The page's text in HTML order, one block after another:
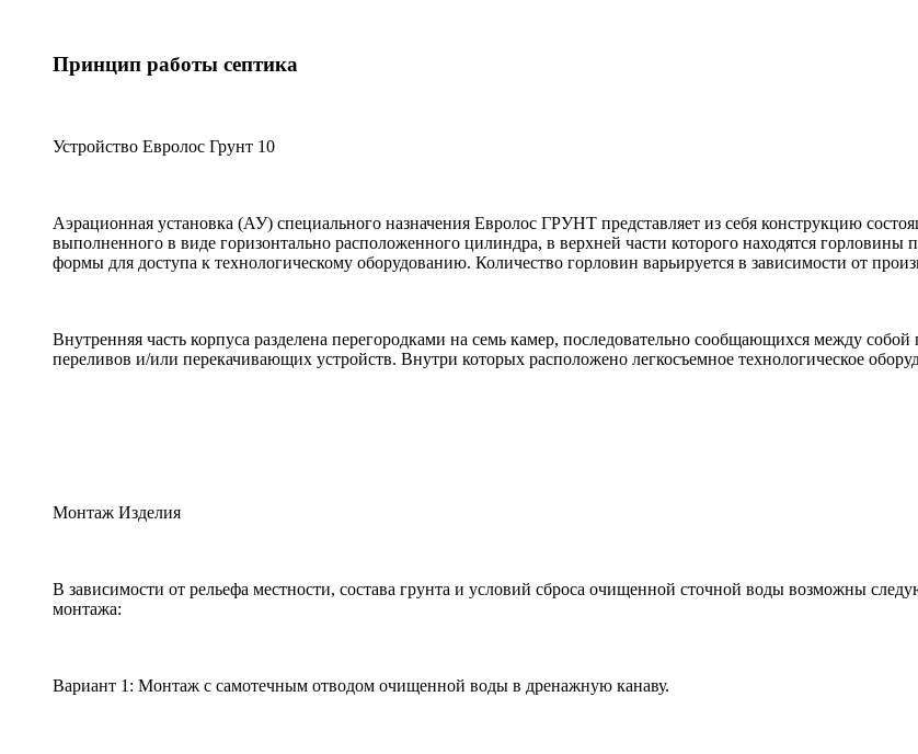
Принцип работы септика
Устройство Евролос Грунт 10
Аэрационная установка (АУ) специального назначения Евролос ГРУНТ представляет из себя конструкцию
выполненного в виде горизонтально расположенного цилиндра, в верхней части которого находятся горловины
формы для доступа к технологическому оборудованию. Количество горловин варьируется в зависимости от
Внутренняя часть корпуса разделена перегородками на семь камер, последовательно сообщающихся между
переливов и/или перекачивающих устройств. Внутри которых расположено легкосъемное технологическое
Монтаж Изделия
В зависимости от рельефа местности, состава грунта и условий сброса очищенной сточной воды возможны
монтажа:
Вариант 1: Монтаж с самотечным отводом очищенной воды в дренажную канаву.